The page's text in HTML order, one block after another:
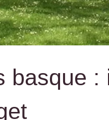
basque :